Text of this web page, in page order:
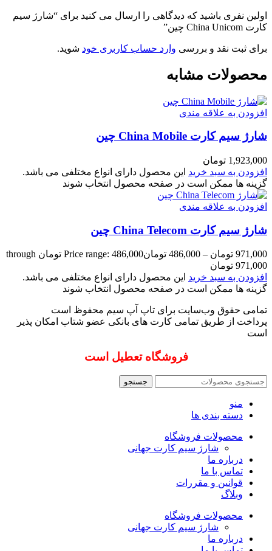
اولین نفری باشید که دیدگاهی را ارسال می کنید برای “شارژ سیم
کارت China Unicom چین”
برای ثبت نقد و بررسی وارد حساب کاربری خود شوید.
محصولات مشابه
افزودن به علاقه مندی
شارژ سیم کارت China Mobile چین
1,923,000 تومان
افزودن به سبد خرید این محصول دارای انواع مختلفی می باشد.
گزینه ها ممکن است در صفحه محصول انتخاب شوند
افزودن به علاقه مندی
شارژ سیم کارت China Telecom چین
971,000 تومان –
486,000 تومان
Price range: 486,000 تومان through
971,000 تومان
افزودن به سبد خرید این محصول دارای انواع مختلفی می باشد.
گزینه ها ممکن است در صفحه محصول انتخاب شوند
تمامی حقوق وب‌سایت برای تاپ آپ سیم محفوظ است
پرداخت از طریق تمامی کارت های بانکی عضو شتاب امکان پذیر
است
فروشگاه تعطیل است
جستجو
منو
دسته بندی ها
محصولات فروشگاه
شارژ سیم کارت جهانی
درباره ما
تماس با ما
قوانین و مقررات
وبلاگ
محصولات فروشگاه
شارژ سیم کارت جهانی
درباره ما